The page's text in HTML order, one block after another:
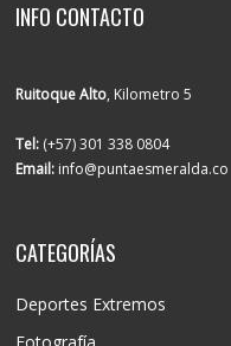
INFO CONTACTO
Ruitoque Alto, Kilometro 5
Tel: (+57) 301 338 0804
Email: info@puntaesmeralda.co
CATEGORÍAS
Deportes Extremos